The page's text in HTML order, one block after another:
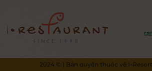
2024 © | Bản quyền thuộc về I-